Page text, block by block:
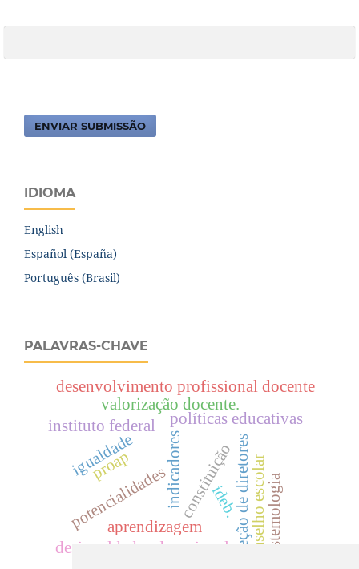
ENVIAR SUBMISSÃO
IDIOMA
English
Español (España)
Português (Brasil)
PALAVRAS-CHAVE
políticas educativas
igualdade
instituto federal
proap constituiçãoseleção de diretores
desigualdade educacional
indicadores
potencialidades
aprendizagem
valorização docente.
desenvolvimento profissional docente
conselho escolarepistemologia
ideb.